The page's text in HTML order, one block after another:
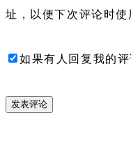
址，以便下次评论时使
如果有人回复我的